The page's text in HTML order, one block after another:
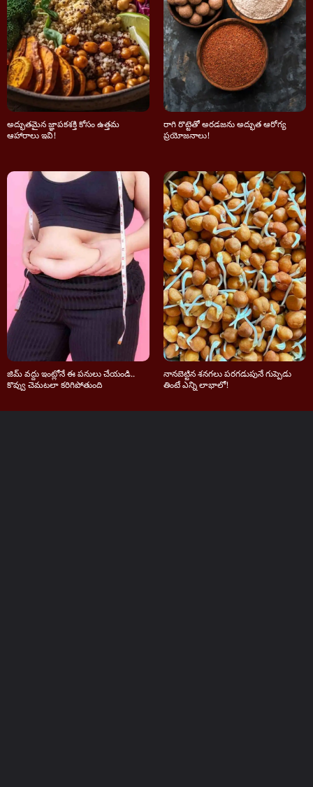
అద్భుతమైన జ్ఞాపకశక్తి కోసం ఉత్తమ
ఆహారాలు ఇవి!
రాగి రొట్టెతో అరడజను అద్భుత ఆరోగ్య
ప్రయోజనాలు!
జిమ్ వద్దు ఇంట్లోనే ఈ పనులు చేయండి..
కొవ్వు చెమటలా కరిగిపోతుంది
నానబెట్టిన శనగలు పరగడుపునే గుప్పెడు
తింటే ఎన్ని లాభాలో!